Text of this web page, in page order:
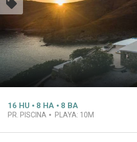
16 HU 8 HA 8 BA
PR. PISCINA PLAYA: 10M